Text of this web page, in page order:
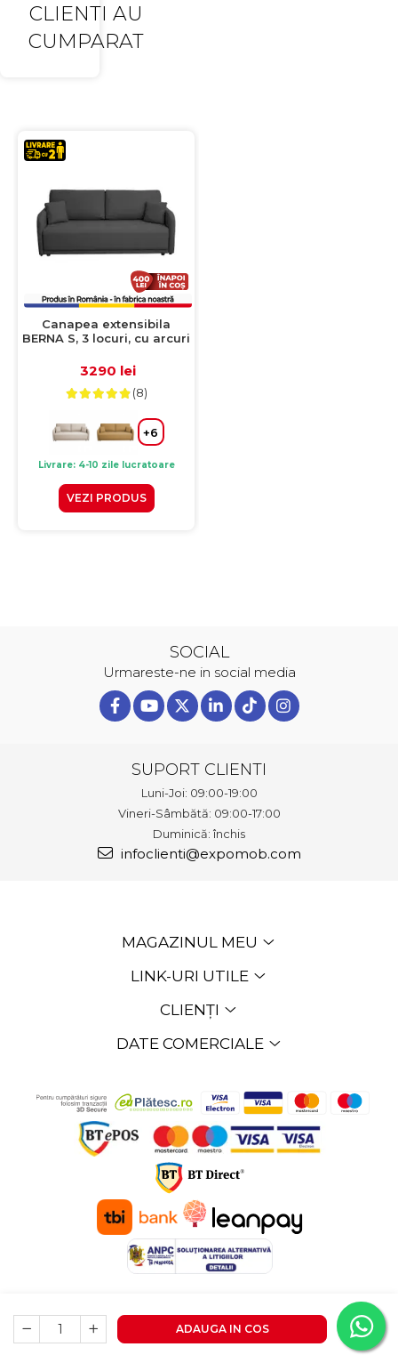
ADAUGA IN COS
CLIENTI AU
CUMPARAT
Canapea extensibila
BERNA S, 3 locuri, cu arcuri
inchis, 210x110x90 cm
3290 lei
(8)
+6
Livrare: 4-10 zile lucratoare
VEZI PRODUS
SOCIAL
Urmareste-ne in social media
SUPORT CLIENTI
Luni-Joi: 09:00-19:00
Vineri-Sâmbătă: 09:00-17:00
Duminică: închis
infoclienti@expomob.com
MAGAZINUL MEU
LINK-URI UTILE
CLIENȚI
DATE COMERCIALE
Platforma E-commerce
by Gomag